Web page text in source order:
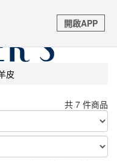
要求核對購物資訊 及 信用
斷並撥打165反詐騙專線
皮
共 7 件商品
開啟APP